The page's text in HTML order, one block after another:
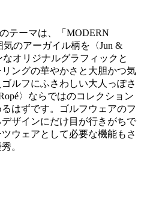
テーマは、「 MODERN
気のアーガイル柄を〈Jun &
オリジナルグラフィックと
ングの華やかさと大胆かつ気
ルフにふさわしい大人っぽさ
〉ならではのコレクション
はずです。ゴルフウェアのフ
ザインにだけ目が行きがちで
ウェアとして必要な機能もさ
。